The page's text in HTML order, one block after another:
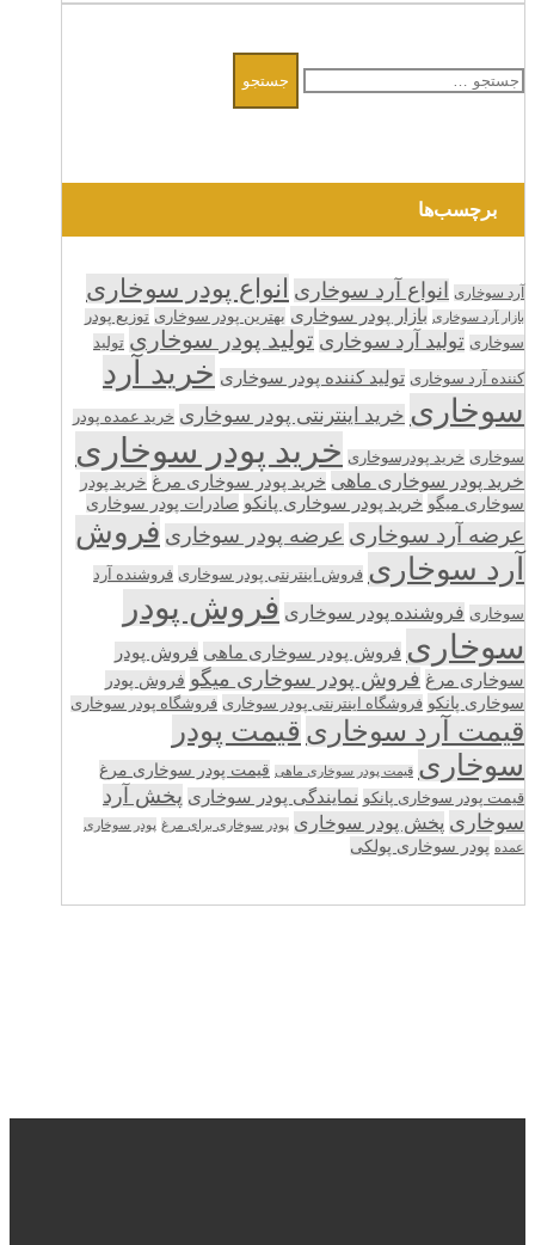
برای:
برچسب‌ها
آرد سوخاری انواع آرد سوخاری انواع پودر سوخاری
بازار آرد سوخاری بازار پودر سوخاری بهترین پودر سوخاری توزیع پودر
سوخاری تولید آرد سوخاری تولید پودر سوخاری تولید
کننده آرد سوخاری تولید کننده پودر سوخاری خرید آرد
سوخاری خرید اینترنتی پودر سوخاری خرید عمده پودر
سوخاری خرید پودرسوخاری خرید پودر سوخاری
خرید پودر سوخاری ماهی خرید پودر سوخاری مرغ خرید پودر
سوخاری میگو خرید پودر سوخاری پانکو صادرات پودر سوخاری
عرضه آرد سوخاری عرضه پودر سوخاری فروش
آرد سوخاری فروش اینترنتی پودر سوخاری فروشنده آرد
سوخاری فروشنده پودر سوخاری فروش پودر
سوخاری فروش پودر سوخاری ماهی فروش پودر
سوخاری مرغ فروش پودر سوخاری میگو فروش پودر
سوخاری پانکو فروشگاه اینترنتی پودر سوخاری فروشگاه پودر سوخاری
قیمت آرد سوخاری قیمت پودر
سوخاری قیمت پودر سوخاری ماهی قیمت پودر سوخاری مرغ
قیمت پودر سوخاری پانکو نمایندگی پودر سوخاری پخش آرد
سوخاری پخش پودر سوخاری پودر سوخاری برای مرغ پودر سوخاری
عمده پودر سوخاری پولکی